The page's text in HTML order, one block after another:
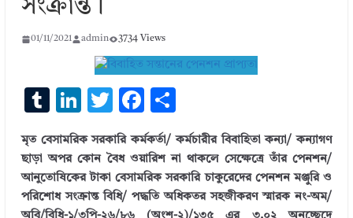
সংক্রান্ত।
01/11/2021 admin 3734 Views
T
m
bl
r
Li
k
e
dI
T
it
te
r
F
ac
e
b
o
ar
e
মৃত বেসামরিক সরকারি কর্মকর্তা/ কর্মচারীর বিবাহিতা কন্যা/ কন্যাগণ
ছাড়া অপর কোন বৈধ ওয়ারিশ না থাকলে সেক্ষেত্রে তাঁর পেনশন/
আনুতােষিকের টাকা বেসামরিক সরকারি চাকুরেদের পেনশন মঞ্জুরি ও
পরিশােধ সংক্রান্ত বিধি/ পদ্ধতি অধিকতর সহজীকরণ স্মারক নং-অম/